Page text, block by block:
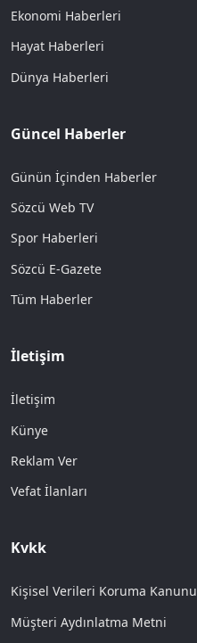
Ekonomi Haberleri
Hayat Haberleri
Dünya Haberleri
Güncel Haberler
Günün İçinden Haberler
Sözcü Web TV
Spor Haberleri
Sözcü E-Gazete
Tüm Haberler
İletişim
İletişim
Künye
Reklam Ver
Vefat İlanları
Kvkk
Kişisel Verileri Koruma Kanunu
Müşteri Aydınlatma Metni